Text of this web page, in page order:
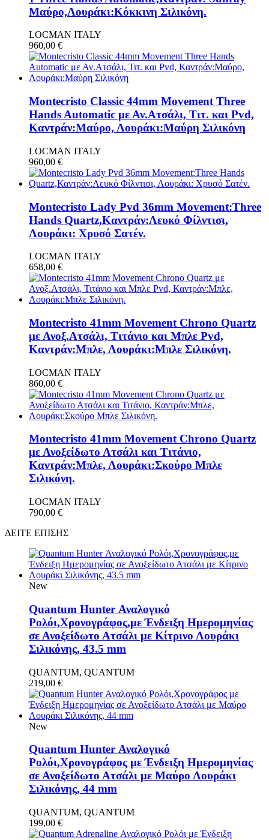
Μαύρο,Λουράκι:Κόκκινη Σιλικόνη.
LOCMAN ITALY
960,00 €
Montecristo Classic 44mm Movement Three
Hands Automatic με Αν.Ατσάλι, Τιτ. και Pvd,
Καντράν:Μαύρο, Λουράκι:Μαύρη Σιλικόνη
LOCMAN ITALY
960,00 €
Montecristo Lady Pvd 36mm Movement:Three
Hands Quartz,Καντράν:Λευκό Φίλντισι,
Λουράκι: Χρυσό Σατέν.
LOCMAN ITALY
658,00 €
Montecristo 41mm Movement Chrono Quartz
με Ανοξ.Ατσάλι, Τιτάνιο και Μπλε Pvd,
Καντράν:Μπλε, Λουράκι:Μπλε Σιλικόνη.
LOCMAN ITALY
860,00 €
Montecristo 41mm Movement Chrono Quartz
με Ανοξείδωτο Ατσάλι και Τιτάνιο,
Καντράν:Μπλε, Λουράκι:Σκούρο Μπλε
Σιλικόνη.
LOCMAN ITALY
790,00 €
ΔΕΙΤΕ ΕΠΙΣΗΣ
New
Quantum Hunter Αναλογικό
Ρολόι,Χρονογράφος,με Ένδειξη Ημερομηνίας
σε Ανοξείδωτο Ατσάλι με Κίτρινο Λουράκι
Σιλικόνης, 43.5 mm
QUANTUM, QUANTUM
219,00 €
New
Quantum Hunter Αναλογικό
Ρολόι,Χρονογράφος με Ένδειξη Ημερομηνίας
σε Ανοξείδωτο Ατσάλι με Μαύρο Λουράκι
Σιλικόνης, 44 mm
QUANTUM, QUANTUM
199,00 €